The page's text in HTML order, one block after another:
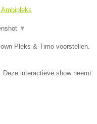
▼
Pleks & Timo voorstellen.
interactieve show neemt